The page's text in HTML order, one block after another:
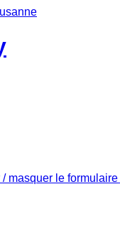
/ masquer le